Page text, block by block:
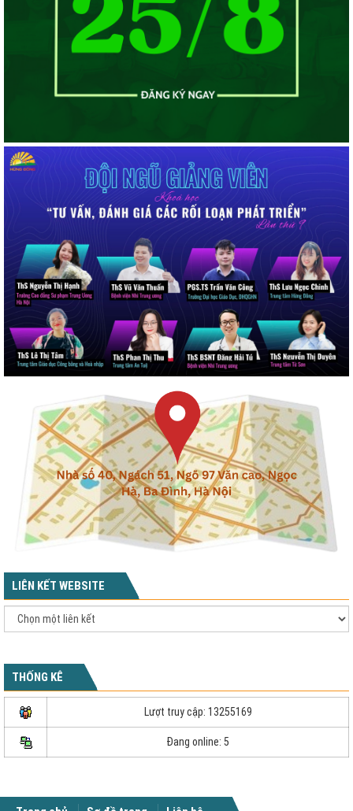
LIÊN KẾT WEBSITE
THỐNG KÊ
Lượt truy cập: 13255169
Đang online: 5